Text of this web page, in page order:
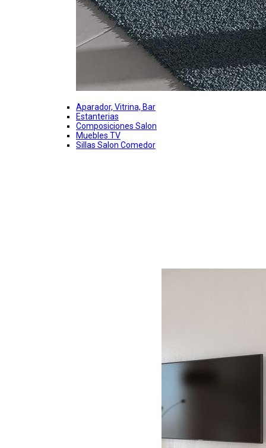
Aparador, Vitrina, Bar
Estanterias
Composiciones Salon
Muebles TV
Sillas Salon Comedor